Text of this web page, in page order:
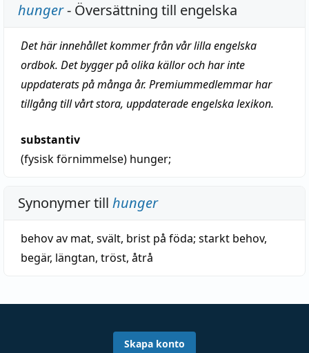
hunger- Översättning till engelska
Det här innehållet kommer från vår lilla engelska
ordbok. Det bygger på olika källor och har inte
uppdaterats på många år. Premiummedlemmar har
tillgång till vårt stora, uppdaterade engelska lexikon.
substantiv
(fysisk förnimmelse) hunger;
Synonymer till hunger
behov av mat, svält, brist på föda; starkt behov,
begär, längtan, tröst, åtrå
Skapa konto